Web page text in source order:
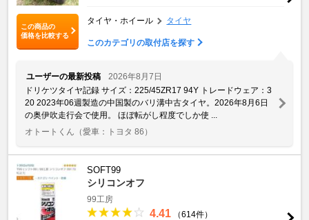
この商品の
価格を比較する
タイヤ・ホイール タイヤ
このカテゴリの取付店を探す
ユーザーの最新投稿
2026年8月7日
ドリケツタイヤ記録 サイズ：225/45ZR17 94Y トレードウェア：3
20 2023年06週製造の中国製のバリ溝中古タイヤ。2026年8月6日
の奥伊吹走行会で使用。 ほぼ転がし程度でしか使 ...
オトートくん （愛車：トヨタ 86）
SOFT99
シリコンオフ
99工房
4.41
（614件）